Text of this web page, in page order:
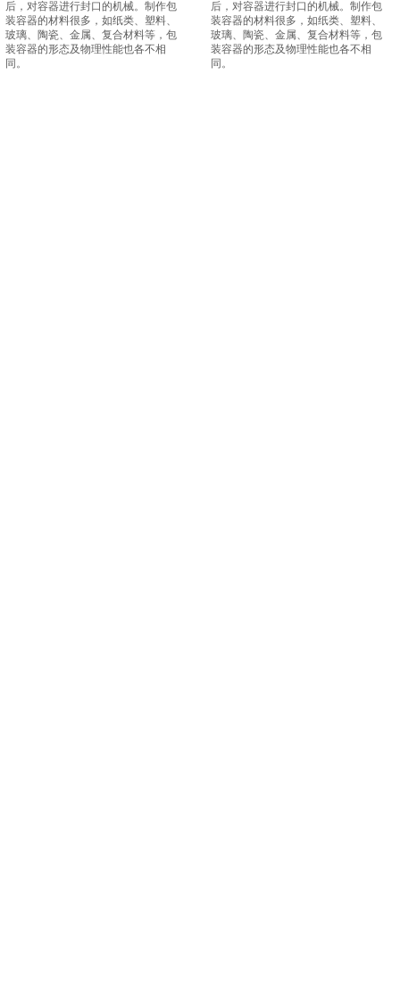
后，对容器进行封口的机械。制作包
装容器的材料很多，如纸类、塑料、
玻璃、陶瓷、金属、复合材料等，包
装容器的形态及物理性能也各不相
同。
后，对容器进行封口的机械。制作包
装容器的材料很多，如纸类、塑料、
玻璃、陶瓷、金属、复合材料等，包
装容器的形态及物理性能也各不相
同。